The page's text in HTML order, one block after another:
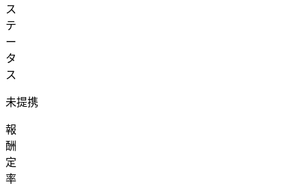
ス
テ
ー
タ
ス
未提携
報
酬
定
率